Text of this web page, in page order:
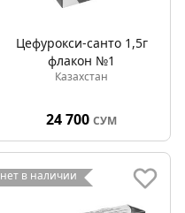
Цефурокси-санто 1,5г
флакон №1
Казахстан
24 700 СУМ
нет в наличии